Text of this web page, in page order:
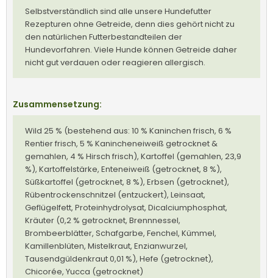
Selbstverständlich sind alle unsere Hundefutter
Rezepturen ohne Getreide, denn dies gehört nicht zu
den natürlichen Futterbestandteilen der
Hundevorfahren. Viele Hunde können Getreide daher
nicht gut verdauen oder reagieren allergisch.
Zusammensetzung:
Wild 25 % (bestehend aus: 10 % Kaninchen frisch, 6 %
Rentier frisch, 5 % Kanincheneiweiß getrocknet &
gemahlen, 4 % Hirsch frisch), Kartoffel (gemahlen, 23,9
%), Kartoffelstärke, Enteneiweiß (getrocknet, 8 %),
Süßkartoffel (getrocknet, 8 %), Erbsen (getrocknet),
Rübentrockenschnitzel (entzuckert), Leinsaat,
Geflügelfett, Proteinhydrolysat, Dicalciumphosphat,
Kräuter (0,2 % getrocknet, Brennnessel,
Brombeerblätter, Schafgarbe, Fenchel, Kümmel,
Kamillenblüten, Mistelkraut, Enzianwurzel,
Tausendgüldenkraut 0,01 %), Hefe (getrocknet),
Chicorée, Yucca (getrocknet)